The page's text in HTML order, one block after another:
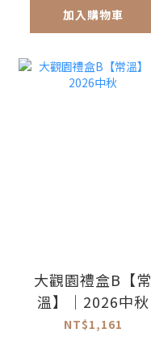
加入購物車
大觀園禮盒B【常
溫】｜2026中秋
NT$1,161